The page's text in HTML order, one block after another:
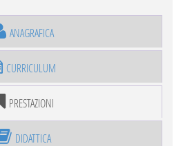
ANAGRAFICA
CURRICULUM
PRESTAZIONI
DIDATTICA